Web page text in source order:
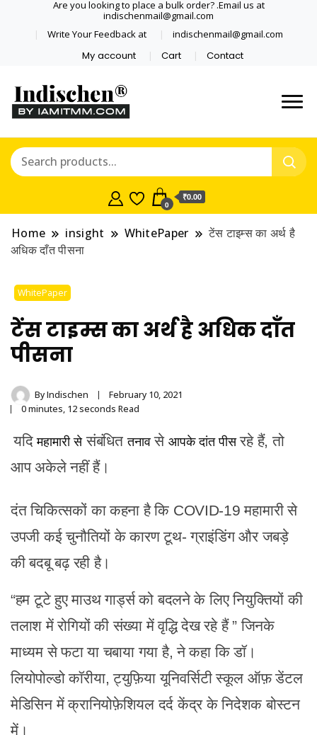
Are you looking to place a bulk order? .Email us at
indischenmail@gmail.com
Write Your Feedback at
indischenmail@gmail.com
My account Cart Contact
Clinics, Dentist,
Shop Dental
Products,
Stainless Steel
Wholesaler –
Indischen®
Dental tools, Copper and medical
scraper cleaner wholesaler,
retailer accepts online order from
India and internationally online
and shipping globally* for bulk
order and small orders
0
₹0.00
Home insight WhitePaper
टेंस टाइम्स का अर्थ है
अधिक दाँत पीसना
WhitePaper
टेंस टाइम्स का अर्थ है अधिक दाँत
पीसना
ByIndischen
February 10, 2021
0 minutes, 12 seconds Read
यदिमहामारी सेसंबंधिततनावसे आपके दांत पीसरहे हैं, तो
आप अकेले नहीं हैं।
दंत चिकित्सकों का कहनाहै कि COVID-19 महामारी से
उपजी कई चुनौतियों के कारणटूथ- ग्राइंडिंग और जबड़े
की बदबू बढ़ रही है।
“हम टूटे हुएमाउथगार्ड्सको बदलने के लिए नियुक्तियों की
तलाश में रोगियों की संख्या में वृद्धि देख रहे हैं” जिनके
माध्यम से फटा या चबाया गया है, ने कहा कि डॉ।
लियोपोल्डो कॉरीया, ट्युफ़िया यूनिवर्सिटी स्कूल ऑफ़ डेंटल
मेडिसिन में क्रानियोफ़ेशियल दर्द केंद्र के निदेशक बोस्टन
में।